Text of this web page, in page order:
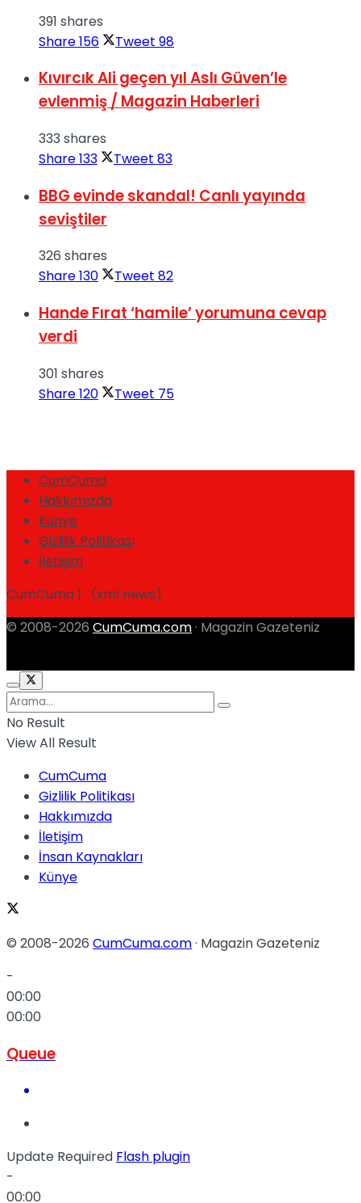
391 shares
Share156 Tweet 98
Kıvırcık Ali geçen yıl Aslı Güven’le
evlenmiş / Magazin Haberleri
333 shares
Share133 Tweet 83
BBG evinde skandal! Canlı yayında
seviştiler
326 shares
Share130 Tweet 82
Hande Fırat ‘hamile’ yorumuna cevap
verdi
301 shares
Share120 Tweet 75
CumCuma
Hakkımızda
Künye
Gizlilik Politikası
İletişim
CumCuma | (xml news)
© 2008-2026 CumCuma.com · Magazin Gazeteniz
No Result
View All Result
CumCuma
Gizlilik Politikası
Hakkımızda
İletişim
İnsan Kaynakları
Künye
© 2008-2026 CumCuma.com· Magazin Gazeteniz
-
00:00
00:00
Queue
Update Required Flash plugin
-
00:00